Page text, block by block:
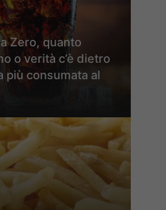
Zero, quanto
o verità c’è dietro
più consumata al